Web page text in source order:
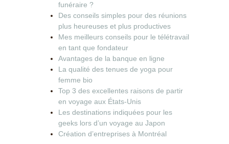
funéraire ?
Des conseils simples pour des réunions
plus heureuses et plus productives
Mes meilleurs conseils pour le télétravail
en tant que fondateur
Avantages de la banque en ligne
La qualité des tenues de yoga pour
femme bio
Top 3 des excellentes raisons de partir
en voyage aux États-Unis
Les destinations indiquées pour les
geeks lors d’un voyage au Japon
Création d’entreprises à Montréal